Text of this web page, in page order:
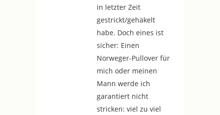
in letzter Zeit
gestrickt/gehäkelt
habe. Doch eines ist
sicher: Einen
Norweger-Pullover für
mich oder meinen
Mann werde ich
garantiert nicht
stricken: viel zu viel